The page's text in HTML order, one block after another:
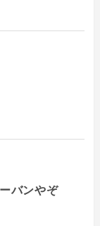
バンやぞ